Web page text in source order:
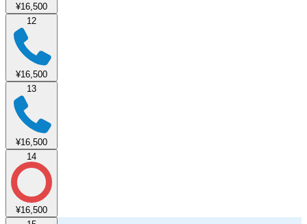
¥16,500
12
¥16,500
13
¥16,500
14
¥16,500